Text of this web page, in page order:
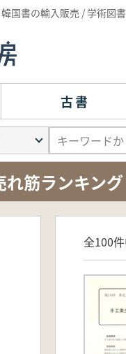
国書の輸入販売 / 学術図
古書
筋ランキング
全100